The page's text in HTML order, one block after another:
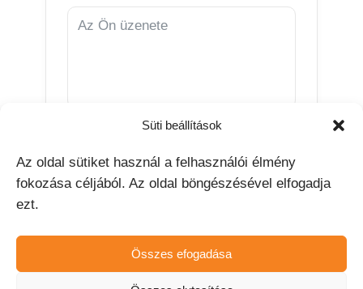
Süti beállítások
Az oldal sütiket használ a felhasználói élmény
fokozása céljából. Az oldal böngészésével elfogadja
ezt.
Összes efogadása
Energy a megadott adataimat
kapcsolatfelvétel céljából kezelje. Az